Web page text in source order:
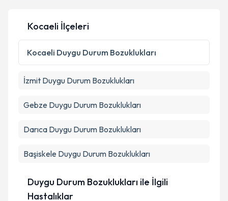
Kocaeli İlçeleri
Kocaeli Duygu Durum Bozuklukları
İzmit Duygu Durum Bozuklukları
Gebze Duygu Durum Bozuklukları
Darıca Duygu Durum Bozuklukları
Başiskele Duygu Durum Bozuklukları
Duygu Durum Bozuklukları ile İlgili
Hastalıklar